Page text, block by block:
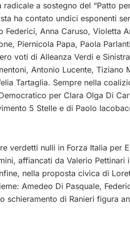
a sostegno del “Patto
ha contato undici esponenti
Anna Caruso, Violetta
Piernicola Papa, Paola
voti di Alleanza Verdi e
Antonio Lucente, Tiziano
Tartaglia. Sempre nella
per Clara Olga Di
5 Stelle e di Paolo
verdetti nulli in Forza Italia per
affiancati da Valerio Pettinari
nella proposta civica di
Amedeo Di Pasquale,
schieramento di Ranieri figura